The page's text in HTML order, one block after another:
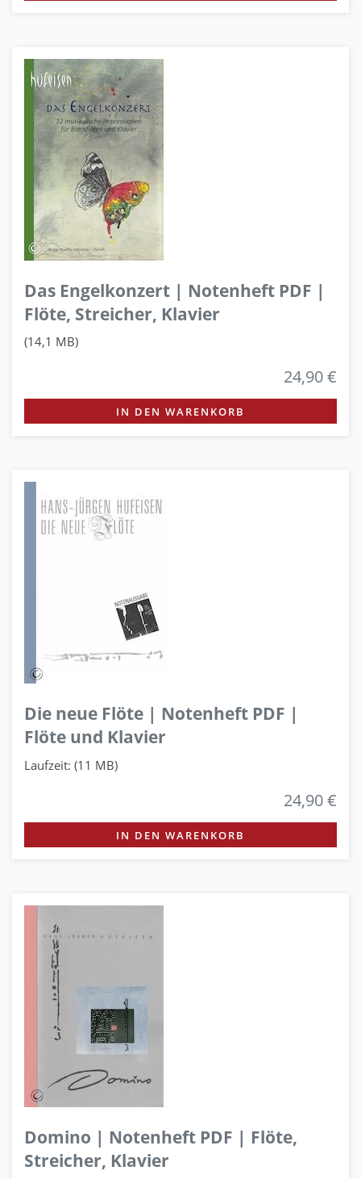
Das Engelkonzert | Notenheft PDF |
Flöte, Streicher, Klavier
(14,1 MB)
24,90 €
IN DEN WARENKORB
Die neue Flöte | Notenheft PDF |
Flöte und Klavier
Laufzeit: (11 MB)
24,90 €
IN DEN WARENKORB
Domino | Notenheft PDF | Flöte,
Streicher, Klavier